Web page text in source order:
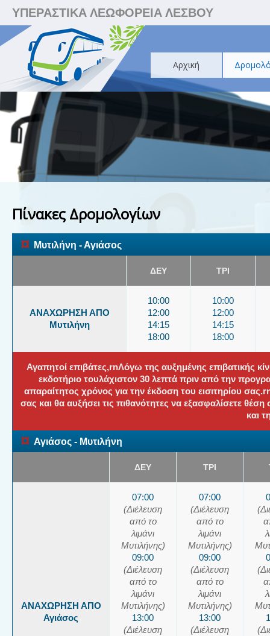
ΥΠΕΡΑΣΤΙΚΑ ΛΕΩΦΟΡΕΙΑ ΛΕΣΒΟΥ
Αρχική
Πίνακες Δρομολογίων
¤ Μυτιλήνη - Αγιάσος
ΔΕΥ ΤΡΙ
ΑΝΑΧΩΡΗΣΗ ΑΠΟ
Μυτιλήνη
10:00
12:00
14:15
18:00
10:00
12:00
14:15
18:00
Αγαπητοί επιβάτες,rnΛόγω της αυξημένης επιβατικής
εκδοτήριο τουλάχιστον 30 λεπτά πριν από την
απαραίτητος χρόνος για την έκδοση του εισιτηρίου
σας και θα αυξήσει τις πιθανότητες να εξασφαλίσετε
και
¤ Αγιάσος - Μυτιλήνη
ΔΕΥ ΤΡΙ
ΑΝΑΧΩΡΗΣΗ ΑΠΟ
Αγιάσος
07:00
(Διέλευση
από το
λιμάνι
Μυτιλήνης)
09:00
(Διέλευση
από το
λιμάνι
Μυτιλήνης)
13:00
(Διέλευση
07:00
(Διέλευση
από το
λιμάνι
Μυτιλήνης)
09:00
(Διέλευση
από το
λιμάνι
Μυτιλήνης)
13:00
(Διέλευση